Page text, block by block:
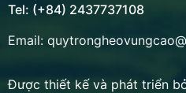
Tel: (+84) 2437737108
Email:
Được thiết kế và phát triển